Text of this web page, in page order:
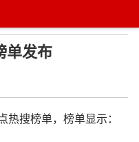
单发布
热搜榜单，榜单显示：